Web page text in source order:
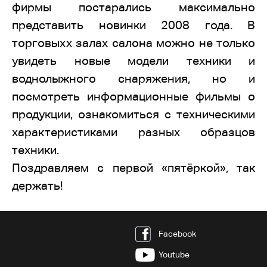
фирмы постарались максимально
представить новинки 2008 года. В
торговыхх залах салона можно не только
увидеть новые модели техники и
воднолыжного снаряжения, но и
посмотреть информационные фильмы о
продукции, ознакомиться с техническими
характеристиками разных образцов
техники.
Поздравляем с первой «пятёркой», так
держать!
Facebook
Youtube